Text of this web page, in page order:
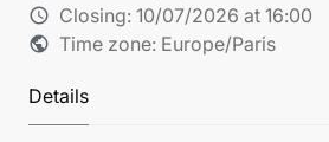
schedule Closing: 10/07/2026 at 16:00
public Time zone: Europe/Paris
Details